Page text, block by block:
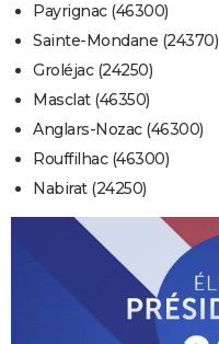
Payrignac (46300)
Sainte-Mondane (24370)
Groléjac (24250)
Masclat (46350)
Anglars-Nozac (46300)
Rouffilhac (46300)
Nabirat (24250)